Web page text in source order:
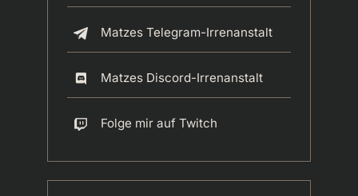
Matzes Telegram-Irrenanstalt
Matzes Discord-Irrenanstalt
Folge mir auf Twitch